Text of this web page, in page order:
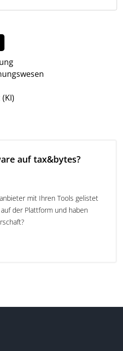
auf tax&bytes?
mit Ihren Tools gelistet
der Plattform und haben
meldepflichtiger
den gesamten
von der Ersterfassung bis
für Steuern.
kann den Status jedes
überwachen.
von einer klaren
Prozessen zur